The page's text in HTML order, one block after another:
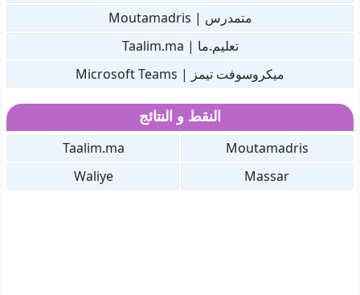
متمدرس | Moutamadris
تعليم.ما | Taalim.ma
ميكروسوفت تيمز | Microsoft Teams
النقط و النتائج
Moutamadris
Taalim.ma
Massar
Waliye